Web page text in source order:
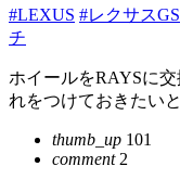
#LEXUS #レクサスGS
チ
ホイールをRAYSに
れをつけておきたい
thumb_up 101
comment2